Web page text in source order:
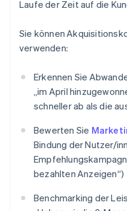
Laufe der Zeit auf die
Sie können
verwenden:
Erkennen Sie
„im April
schneller ab als die
Bewerten Sie
Bindung der Nutzer/
bezahlten Anzeigen“)
Benchmarking der